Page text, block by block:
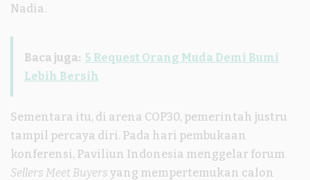
Nadia.
Baca juga: 5 Request Orang Muda Demi Bumi
Lebih Bersih
Sementara itu, di arena COP30, pemerintah justru
tampil percaya diri. Pada hari pembukaan
konferensi, Paviliun Indonesia menggelar forum
Sellers Meet Buyers yang mempertemukan calon